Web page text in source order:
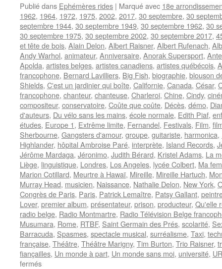
Publié dans Ephémères rides | Marqué avec 18e
1962, 1964, 1972, 1975, 2002, 2017, 30 septembre, 30
septembre 1944, 30 septembre 1949, 30 septembre 1962, 30
30 septembre 1975, 30 septembre 2002, 30 septembre 2017,
et tête de bois, Alain Delon, Albert Raisner, Albert Rufenach,
Andy Warhol, animateur, Anniversaire, Anorak Supersport,
Apolda, artistes belges, artistes canadiens, artistes québécois,
francophone, Bernard Lavilliers, Big Fish, biographie, blouson
Shields, C'est un jardinier qui boîte, Californie, Canada, César,
francophone, chanteur, chanteuse, Charleroi, Chine, Cindy,
compositeur, conservatoire, Coûte que coûte, Décès, démo,
d'auteurs, Du vélo sans les mains, école normale, Edith Piaf,
études, Europe 1, Extrême limite, Fernandel, Festivals, Film,
Sherbourne, Gangsters d'amour, groupe, guitariste, harmonica,
Highlander, hôpital Ambroise Paré, interprète, Island Records,
Jérôme Mardaga, Jéronimo, Judith Bérard, Kristel Adams, La
Liège, linguistique, Londres, Los Angeles, lycée Colbert, Ma
Marion Cotillard, Meurtre à Hawaï, Mireille, Mireille Hartuch,
Murray Head, musicien, Naissance, Nathalie Delon, New York,
Congrès de Paris, Paris, Patrick Lemaître, Patsy Gallant,
Lover, premier album, présentateur, prison, producteur, Qu'elle
radio belge, Radio Montmartre, Radio Télévision Belge
Musumara, Rome, RTBF, Saint Germain des Prés, scolarité,
Barracuda, Spasmes, spectacle musical, surréalisme, Taxi,
française, Théâtre, Théâtre Marigny, Tim Burton, Trio Raisner,
fiançailles, Un monde à part, Un monde sans moi, université,
ferméssur